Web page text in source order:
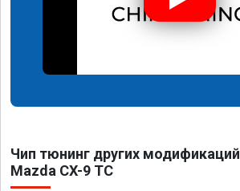
Чип тюнинг других модификаций
Mazda CX-9 TC